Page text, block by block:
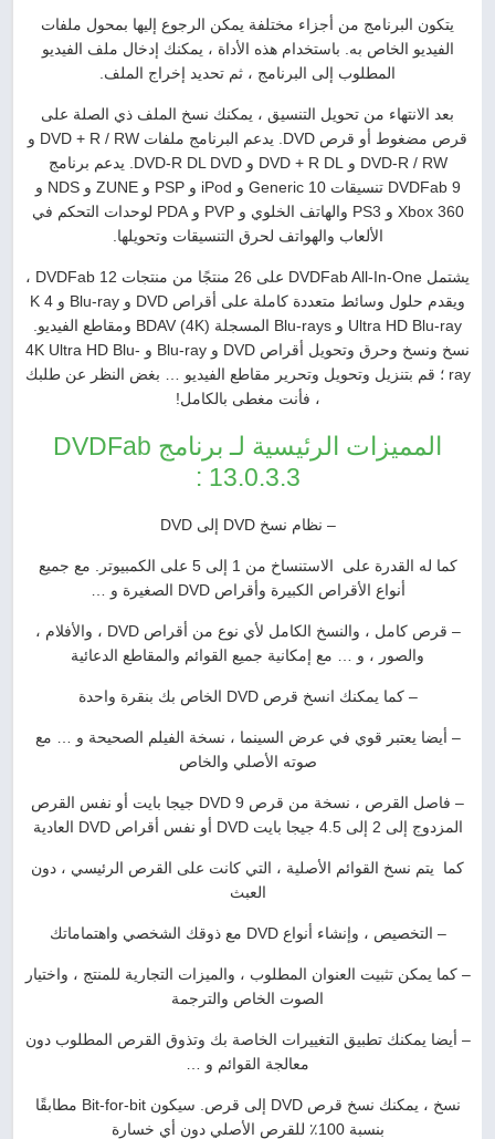
يتكون البرنامج من أجزاء مختلفة يمكن الرجوع إليها بمحول ملفات
الفيديو الخاص به. باستخدام هذه الأداة ، يمكنك إدخال ملف الفيديو
المطلوب إلى البرنامج ، ثم تحديد إخراج الملف.
بعد الانتهاء من تحويل التنسيق ، يمكنك نسخ الملف ذي الصلة على
قرص مضغوط أو قرص DVD. يدعم البرنامج ملفات DVD + R / RW و
DVD-R / RW و DVD + R DL و DVD-R DL DVD. يدعم برنامج
DVDFab 9 تنسيقات 10 Generic و iPod و PSP و ZUNE و NDS و
Xbox 360 و PS3 والهاتف الخلوي و PVP و PDA لوحدات التحكم في
الألعاب والهواتف لحرق التنسيقات وتحويلها.
يشتمل DVDFab All-In-One على 26 منتجًا من منتجات DVDFab 12 ،
ويقدم حلول وسائط متعددة كاملة على أقراص DVD و Blu-ray و 4 K
Ultra HD Blu-ray و Blu-rays المسجلة (4K) BDAV ومقاطع الفيديو.
نسخ ونسخ وحرق وتحويل أقراص DVD و Blu-ray و 4K Ultra HD Blu-
ray ؛ قم بتنزيل وتحويل وتحرير مقاطع الفيديو … بغض النظر عن طلبك
، فأنت مغطى بالكامل!
المميزات الرئيسية لـ برنامج DVDFab
13.0.3.3 :
– نظام نسخ DVD إلى DVD
كما له القدرة على الاستنساخ من 1 إلى 5 على الكمبيوتر. مع جميع
أنواع الأقراص الكبيرة وأقراص DVD الصغيرة و …
– قرص كامل ، والنسخ الكامل لأي نوع من أقراص DVD ، والأفلام ،
والصور ، و … مع إمكانية جميع القوائم والمقاطع الدعائية
– كما يمكنك انسخ قرص DVD الخاص بك بنقرة واحدة
– أيضا يعتبر قوي في عرض السينما ، نسخة الفيلم الصحيحة و … مع
صوته الأصلي والخاص
– فاصل القرص ، نسخة من قرص DVD 9 جيجا بايت أو نفس القرص
المزدوج إلى 2 إلى 4.5 جيجا بايت DVD أو نفس أقراص DVD العادية
كما يتم نسخ القوائم الأصلية ، التي كانت على القرص الرئيسي ، دون
العبث
– التخصيص ، وإنشاء أنواع DVD مع ذوقك الشخصي واهتماماتك
– كما يمكن تثبيت العنوان المطلوب ، والميزات التجارية للمنتج ، واختيار
الصوت الخاص والترجمة
– أيضا يمكنك تطبيق التغييرات الخاصة بك وتذوق القرص المطلوب دون
معالجة القوائم و …
نسخ ، يمكنك نسخ قرص DVD إلى قرص. سيكون Bit-for-bit مطابقًا
بنسبة 100٪ للقرص الأصلي دون أي خسارة